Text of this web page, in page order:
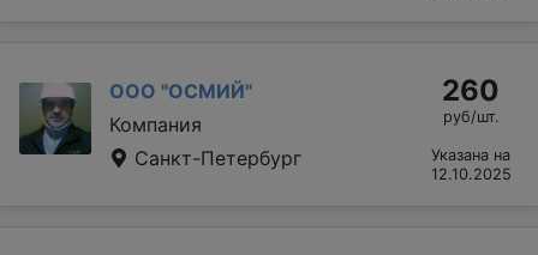
ООО "ОСМИЙ"
Компания
Санкт-Петербург
260
руб/шт.
Указана на
12.10.2025